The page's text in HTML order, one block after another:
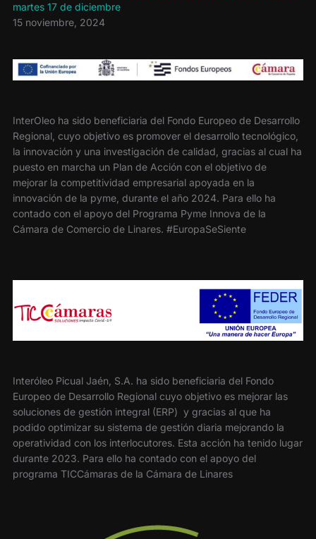
martes 17 de diciembre
15 noviembre, 2024
InterOleo ha sido beneficiaria del Fondo Europeo de Desarrollo
Regional, cuyo objetivo es promover el desarrollo tecnológico,
la innovación y una investigación de calidad, gracias al cual ha
puesto en marcha un Plan de Acción con el objetivo de
mejorar la competitividad empresarial apoyada en la
innovación de la pyme, durante el año 2024. Para ello ha
contado con el apoyo del Programa Pyme Innova de la
Cámara de Comercio de Linares. #EuropaSeSiente
Interóleo Picual Jaén, S.A. ha sido beneficiaria del Fondo
Europeo de Desarrollo Regional cuyo objetivo es mejorar las
soluciones de gestión integral (ERP) y gracias al que ha
podido optimizar su sistema de gestión diaria mejorando la
operatividad con los interlocutores. Esta acción ha tenido lugar
durante 2023. Para ello ha contado con el apoyo del
programa TICCámaras de la Cámara de Linares